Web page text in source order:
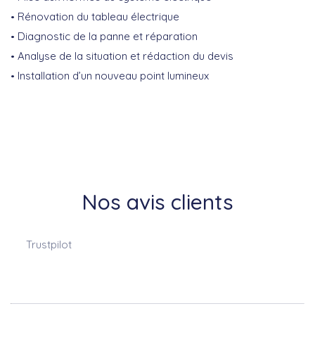
Rénovation du tableau électrique
Diagnostic de la panne et réparation
Analyse de la situation et rédaction du devis
Installation d’un nouveau point lumineux
Nos avis clients
Trustpilot